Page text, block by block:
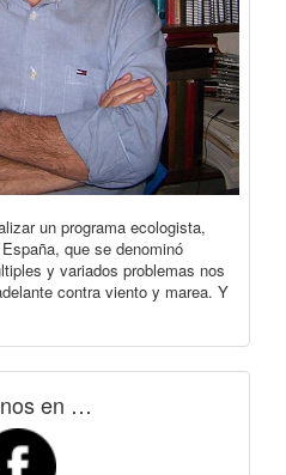
un programa ecologista,
que se denominó
y variados problemas nos
contra viento y marea. Y
en …